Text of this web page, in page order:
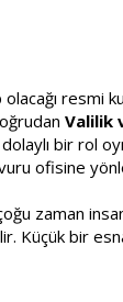
resmi
Valilik
bir rol
ofisine
zaman
Küçük bir